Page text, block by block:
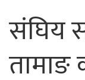
संघिय
तामाङ